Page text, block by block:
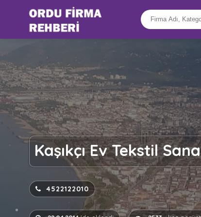
Kaşıkçı Ev Tekstil
4522122010